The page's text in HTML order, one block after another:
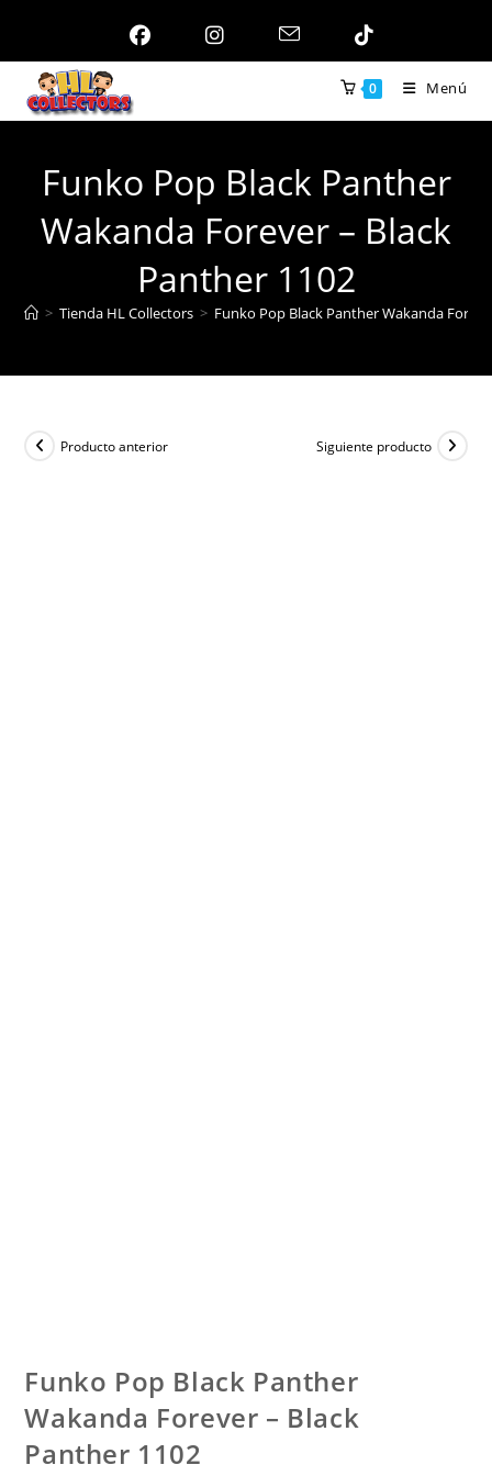
contenido
0 Menú
Funko Pop Black Panther
Wakanda Forever – Black
Panther 1102
> Tienda HL Collectors > Funko Pop Black Panther Wakanda
Producto anterior Siguiente producto
Funko Pop Black Panther
Wakanda Forever – Black
Panther 1102